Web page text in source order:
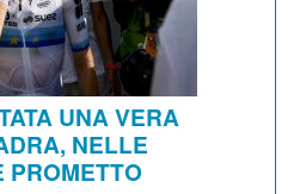
UNA VERA
NELLE
PROMETTO